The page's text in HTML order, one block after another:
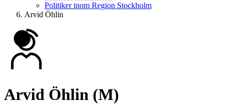
Politiker inom Region Stockholm
Arvid Öhlin
Arvid Öhlin (M)